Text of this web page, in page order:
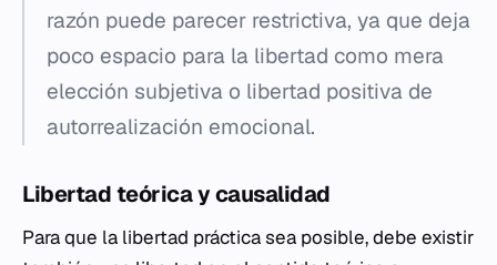
razón puede parecer restrictiva, ya que deja
poco espacio para la libertad como mera
elección subjetiva o libertad positiva de
autorrealización emocional.
Libertad teórica y causalidad
Para que la libertad práctica sea posible, debe existir